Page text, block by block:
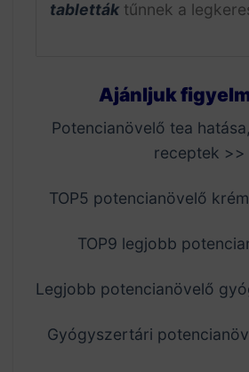
tabletták tűnnek a
Ajánljuk
Potencianövelő tea
receptek >>
TOP5 potencianövelő
TOP9 legjobb
Legjobb potencianövelő
Gyógyszertári